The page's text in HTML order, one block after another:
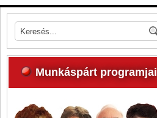
Munkáspárt programjai